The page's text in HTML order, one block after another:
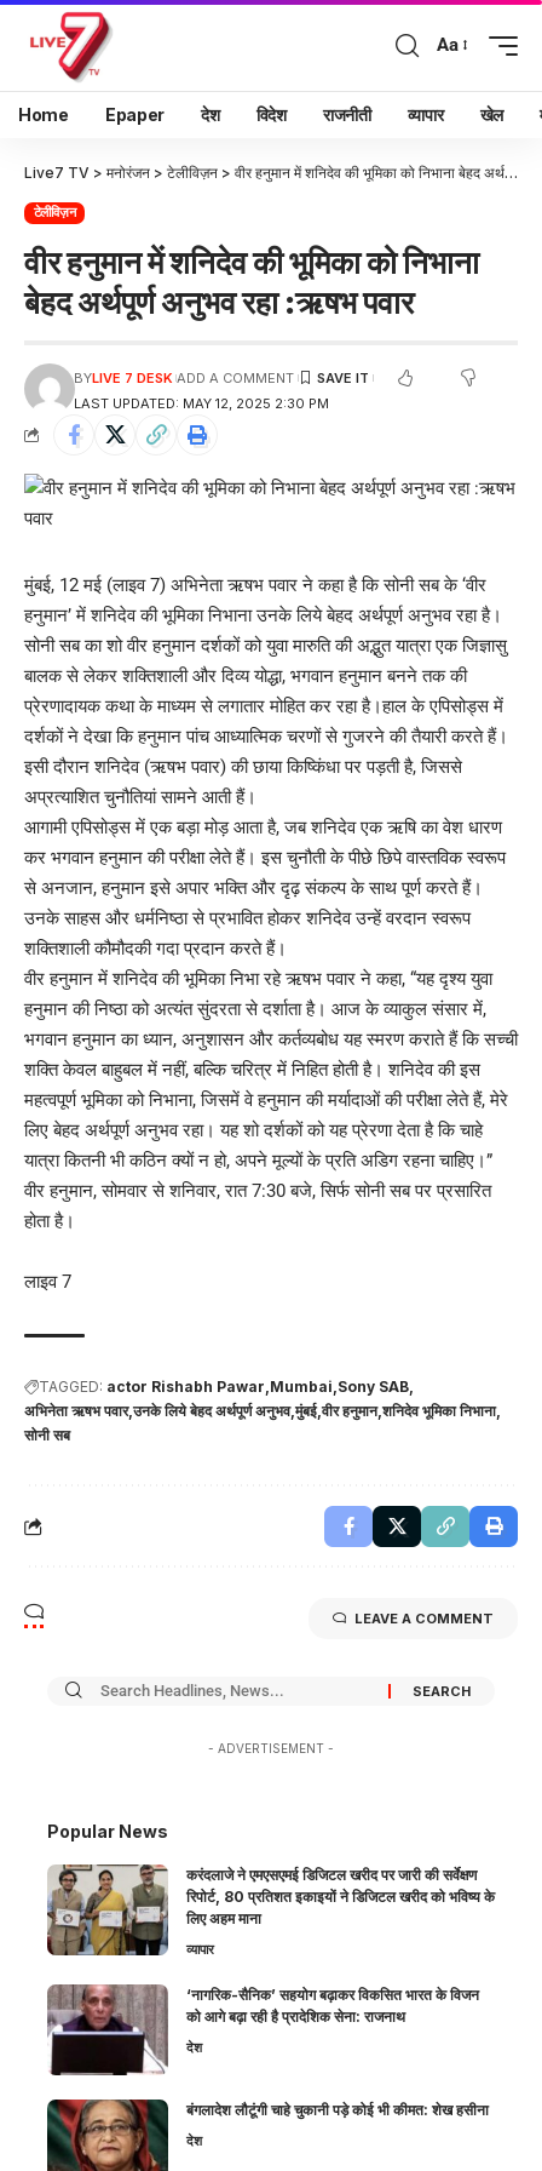
Aa
Home Epaper देश विदेश राजनीती व्यापार खेल
Live7 TV > मनोरंजन > टेलीविज़न > वीर हनुमान में शनिदेव की भूमिका को निभाना बेहद अर्थपूर्ण अनुभव रहा :ऋषभ पवार
टेलीविज़न
वीर हनुमान में शनिदेव की भूमिका को निभाना
बेहद अर्थपूर्ण अनुभव रहा :ऋषभ पवार
LAST UPDATED: MAY 12, 2025 2:30 PM
BYLIVE 7 DESK ADD A COMMENT
मुंबई, 12 मई (लाइव 7) अभिनेता ऋषभ पवार ने कहा है कि सोनी सब के ‘वीर
हनुमान’ में शनिदेव की भूमिका निभाना उनके लिये बेहद अर्थपूर्ण अनुभव रहा है।
सोनी सब का शो वीर हनुमान दर्शकों को युवा मारुति की अद्भुत यात्रा एक जिज्ञासु
बालक से लेकर शक्तिशाली और दिव्य योद्धा, भगवान हनुमान बनने तक की
प्रेरणादायक कथा के माध्यम से लगातार मोहित कर रहा है।हाल के एपिसोड्स में
दर्शकों ने देखा कि हनुमान पांच आध्यात्मिक चरणों से गुजरने की तैयारी करते हैं।
इसी दौरान शनिदेव (ऋषभ पवार) की छाया किष्किंधा पर पड़ती है, जिससे
अप्रत्याशित चुनौतियां सामने आती हैं।
आगामी एपिसोड्स में एक बड़ा मोड़ आता है, जब शनिदेव एक ऋषि का वेश धारण
कर भगवान हनुमान की परीक्षा लेते हैं। इस चुनौती के पीछे छिपे वास्तविक स्वरूप
से अनजान, हनुमान इसे अपार भक्ति और दृढ़ संकल्प के साथ पूर्ण करते हैं।
उनके साहस और धर्मनिष्ठा से प्रभावित होकर शनिदेव उन्हें वरदान स्वरूप
शक्तिशाली कौमौदकी गदा प्रदान करते हैं।
वीर हनुमान में शनिदेव की भूमिका निभा रहे ऋषभ पवार ने कहा, “यह दृश्य युवा
हनुमान की निष्ठा को अत्यंत सुंदरता से दर्शाता है। आज के व्याकुल संसार में,
भगवान हनुमान का ध्यान, अनुशासन और कर्तव्यबोध यह स्मरण कराते हैं कि सच्ची
शक्ति केवल बाहुबल में नहीं, बल्कि चरित्र में निहित होती है। शनिदेव की इस
महत्वपूर्ण भूमिका को निभाना, जिसमें वे हनुमान की मर्यादाओं की परीक्षा लेते हैं, मेरे
लिए बेहद अर्थपूर्ण अनुभव रहा। यह शो दर्शकों को यह प्रेरणा देता है कि चाहे
यात्रा कितनी भी कठिन क्यों न हो, अपने मूल्यों के प्रति अडिग रहना चाहिए।”
वीर हनुमान, सोमवार से शनिवार, रात 7:30 बजे, सिर्फ सोनी सब पर प्रसारित
होता है।
लाइव 7
TAGGED: actor Rishabh Pawar Mumbai Sony SAB
अभिनेता ऋषभ पवार उनके लिये बेहद अर्थपूर्ण अनुभव मुंबई वीर हनुमान शनिदेव भूमिका निभाना
सोनी सब
LEAVE A COMMENT
- ADVERTISEMENT -
Popular News
करंदलाजे ने एमएसएमई डिजिटल खरीद पर जारी की सर्वेक्षण
रिपोर्ट, 80 प्रतिशत इकाइयों ने डिजिटल खरीद को भविष्य के
लिए अहम माना
व्यापार
‘नागरिक-सैनिक’ सहयोग बढ़ाकर विकसित भारत के विजन
को आगे बढ़ा रही है प्रादेशिक सेना: राजनाथ
देश
बंगलादेश लौटूंगी चाहे चुकानी पड़े कोई भी कीमत: शेख हसीना
देश